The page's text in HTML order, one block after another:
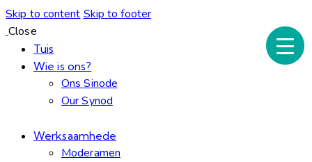
Skip to content Skip to footer
Close
Tuis
Wie is ons?
Ons Sinode
Our Synod
Werksaamhede
Moderamen